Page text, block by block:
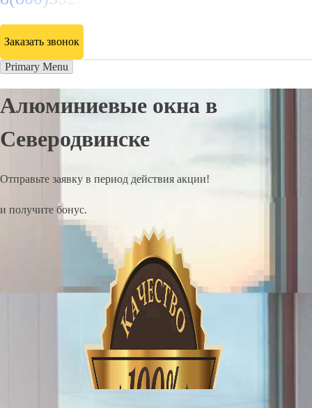
Заказать звонок
Primary Menu
Алюминиевые окна в
Северодвинске
Отправьте заявку в период действия акции!
и получите бонус.